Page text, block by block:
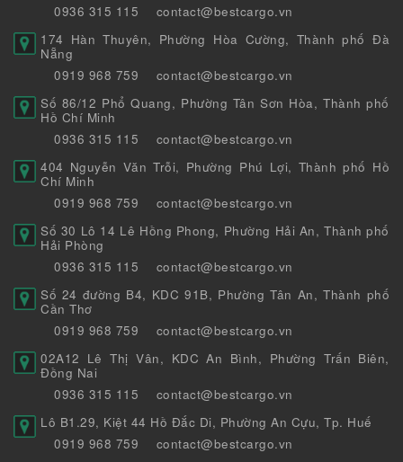
0936 315 115
contact@bestcargo.vn
174 Hàn Thuyên, Phường Hòa Cường, Thành phố Đà
Nẵng
0919 968 759
contact@bestcargo.vn
Số 86/12 Phổ Quang, Phường Tân Sơn Hòa, Thành phố
Hồ Chí Minh
0936 315 115
contact@bestcargo.vn
404 Nguyễn Văn Trỗi, Phường Phú Lợi, Thành phố Hồ
Chí Minh
0919 968 759
contact@bestcargo.vn
Số 30 Lô 14 Lê Hồng Phong, Phường Hải An, Thành phố
Hải Phòng
0936 315 115
contact@bestcargo.vn
Số 24 đường B4, KDC 91B, Phường Tân An, Thành phố
Cần Thơ
0919 968 759
contact@bestcargo.vn
02A12 Lê Thị Vân, KDC An Bình, Phường Trấn Biên,
Đồng Nai
0936 315 115
contact@bestcargo.vn
Lô B1.29, Kiệt 44 Hồ Đắc Di, Phường An Cựu, Tp. Huế
0919 968 759
contact@bestcargo.vn